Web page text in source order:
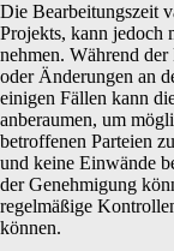
Die Bearbeitungszeit
Projekts, kann jedoch
nehmen. Während
oder Änderungen an
einigen Fällen kann
anberaumen, um
betroffenen Parteien
und keine Einwände
der Genehmigung
regelmäßige
können.